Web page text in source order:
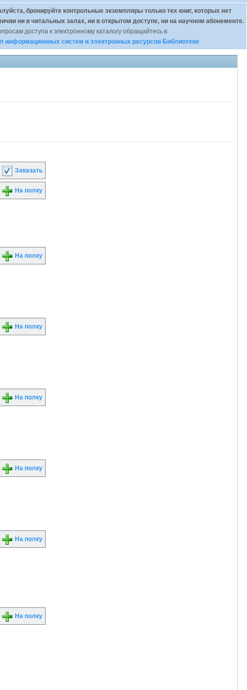
бронируйте контрольные экземпляры только тех книг, которых нет
ни в читальных залах, ни в открытом доступе, ни на научном абонементе.
доступа к электронному каталогу обращайтесь в
информационных систем и электронных ресурсов Библиотеки
Заказать
На полку
На полку
На полку
На полку
На полку
На полку
На полку